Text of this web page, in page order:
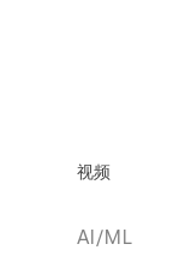
视频
AI/ML